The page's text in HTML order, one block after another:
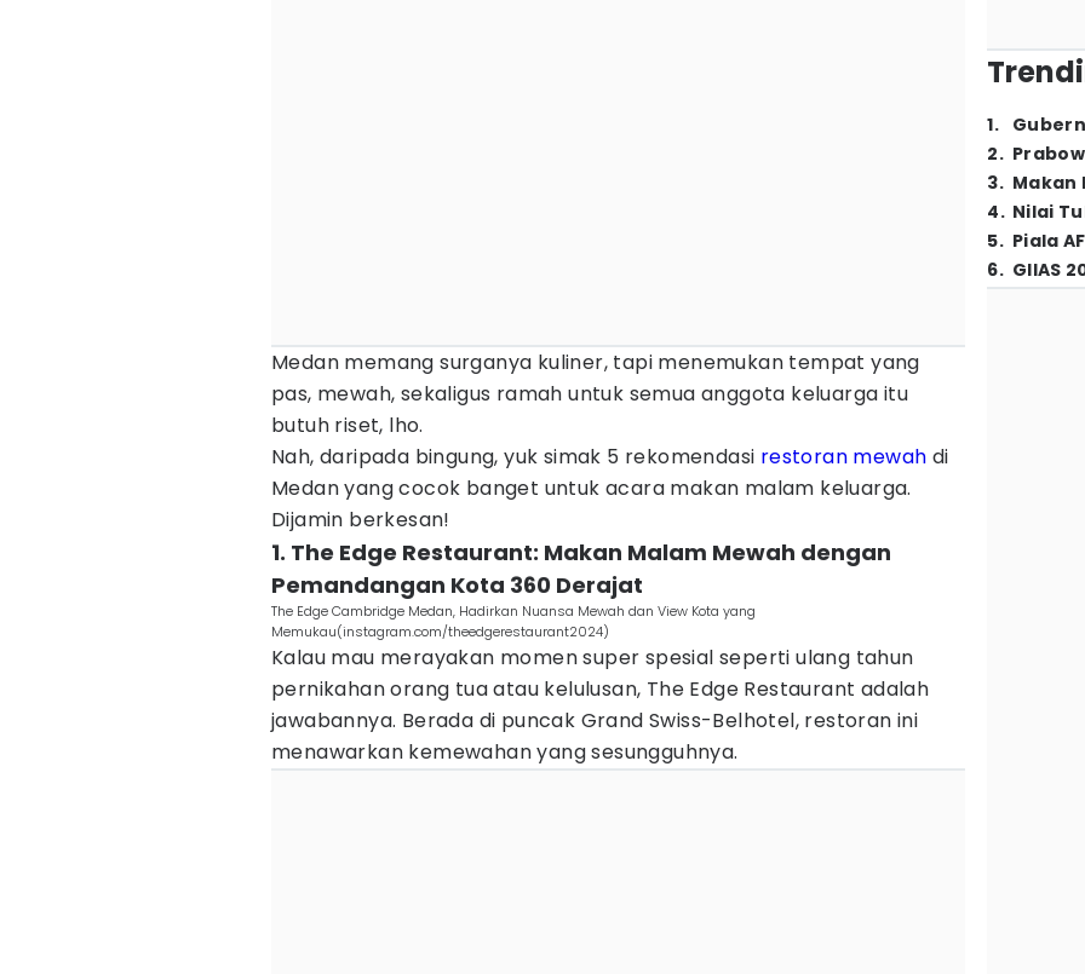
Medan memang surganya kuliner, tapi menemukan tempat yang
pas, mewah, sekaligus ramah untuk semua anggota keluarga itu
butuh riset, lho.
Nah, daripada bingung, yuk simak 5 rekomendasi restoran mewah di
Medan yang cocok banget untuk acara makan malam keluarga.
Dijamin berkesan!
1. The Edge Restaurant: Makan Malam Mewah dengan
Pemandangan Kota 360 Derajat
The Edge Cambridge Medan, Hadirkan Nuansa Mewah dan View Kota yang
Memukau(instagram.com/theedgerestaurant2024)
Kalau mau merayakan momen super spesial seperti ulang tahun
pernikahan orang tua atau kelulusan, The Edge Restaurant adalah
jawabannya. Berada di puncak Grand Swiss-Belhotel, restoran ini
menawarkan kemewahan yang sesungguhnya.
1.
2.
3. Makan
4. Nilai
5. Piala
6. GIIAS